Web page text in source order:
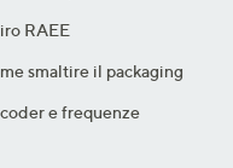
RAEE
smaltire il packaging​
e frequenze​